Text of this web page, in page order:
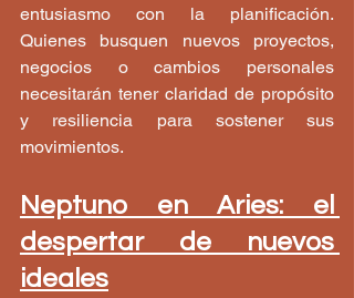
entusiasmo con la planificación.
Quienes busquen nuevos proyectos,
negocios o cambios personales
necesitarán tener claridad de propósito
y resiliencia para sostener sus
movimientos.
Neptuno en Aries: el
despertar de nuevos
ideales